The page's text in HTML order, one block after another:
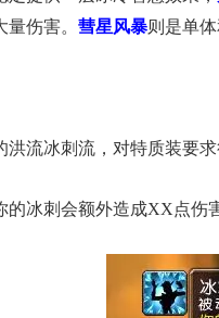
伤害。 彗星风暴则是单
洪流冰刺流，对特质装要
的冰刺会额外造成XX点伤